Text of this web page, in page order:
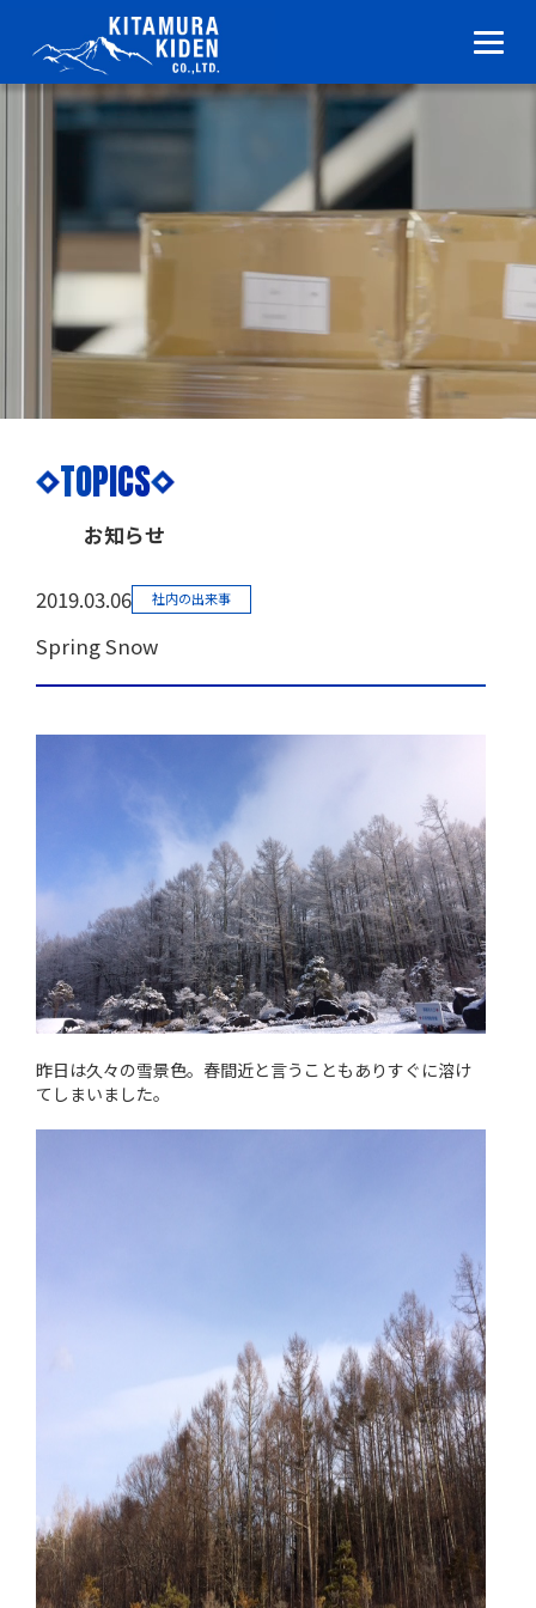
TOPICS
お知らせ
TOPICS
お知らせ
2019.03.06 社内の出来事
Spring Snow
昨日は久々の雪景色。春間近と言うこともありすぐに溶け
てしまいました。